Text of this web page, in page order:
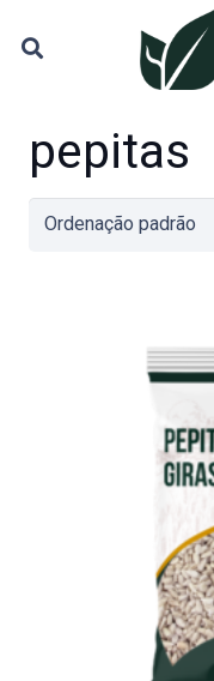
pepitas